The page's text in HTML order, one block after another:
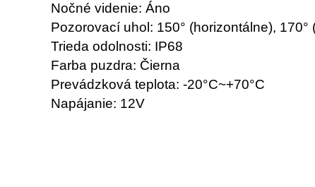
Nočné videnie: Áno
Pozorovací uhol: 150° (horizontálne), 170°
Trieda odolnosti: IP68
Farba puzdra: Čierna
Prevádzková teplota: -20°C~+70°C
Napájanie: 12V